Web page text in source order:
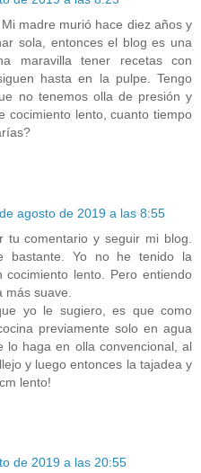
madre murió hace diez años y
sola, entonces el blog es una
maravilla tener recetas con
hasta en la pulpe. Tengo
no tenemos olla de presión y
cocimiento lento, cuanto tiempo
agosto de 2019 a las 8:55
tu comentario y seguir mi blog.
bastante. Yo no he tenido la
cocimiento lento. Pero entiendo
suave.
yo le sugiero, es que como
previamente solo en agua
lo haga en olla convencional, al
y luego entonces la tajadea y
lento!
de 2019 a las 20:55